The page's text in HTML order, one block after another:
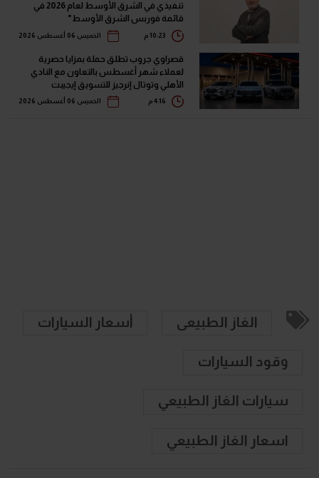
تنفيذي في الشرق الأوسط لعام 2026 في
قائمة فوربس الشرق الأوسط"
الخميس 06 أغسطس 2026
قصراوي جروب تطلق حملة بمزايا حصرية
لعملاء شهر أغسطس بالتعاون مع النادي
الأهلي وتوتال إنرجيز للتسويق إيجيبت
الخميس 06 أغسطس 2026
الغاز الطبيعى أسعار السيارات
وقود السيارات
سيارات الغاز الطبيعي
اسعار الغاز الطبيعي